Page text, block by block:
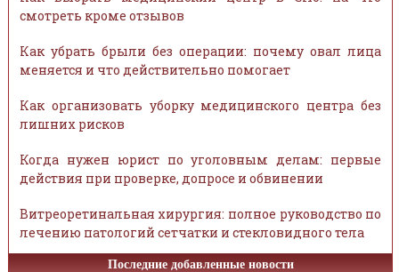
смотреть кроме отзывов
Как убрать брыли без операции: почему овал лица
меняется и что действительно помогает
Как организовать уборку медицинского центра без
лишних рисков
Когда нужен юрист по уголовным делам: первые
действия при проверке, допросе и обвинении
Витреоретинальная хирургия: полное руководство по
лечению патологий сетчатки и стекловидного тела
Последние добавленные новости